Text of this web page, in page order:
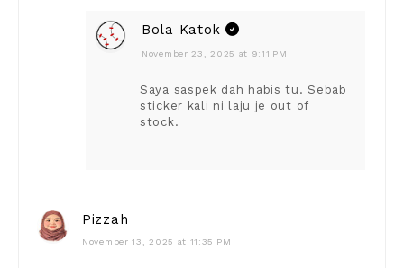
Bola Katok
November 23, 2025 at 9:11 PM
Saya saspek dah habis tu. Sebab
sticker kali ni laju je out of
stock.
Pizzah
November 13, 2025 at 11:35 PM